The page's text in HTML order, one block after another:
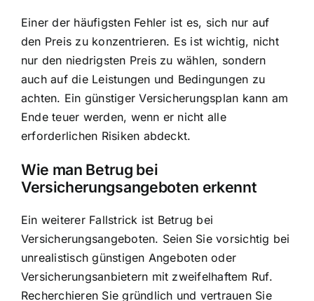
Einer der häufigsten Fehler ist es, sich nur auf
den Preis zu konzentrieren. Es ist wichtig, nicht
nur den niedrigsten Preis zu wählen, sondern
auch auf die Leistungen und Bedingungen zu
achten. Ein günstiger Versicherungsplan kann am
Ende teuer werden, wenn er nicht alle
erforderlichen Risiken abdeckt.
Wie man Betrug bei
Versicherungsangeboten erkennt
Ein weiterer Fallstrick ist Betrug bei
Versicherungsangeboten. Seien Sie vorsichtig bei
unrealistisch günstigen Angeboten oder
Versicherungsanbietern mit zweifelhaftem Ruf.
Recherchieren Sie gründlich und vertrauen Sie